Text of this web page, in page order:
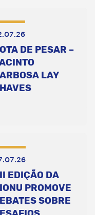
DE PESAR –
LAY
EDIÇÃO DA
PROMOVE
SOBRE